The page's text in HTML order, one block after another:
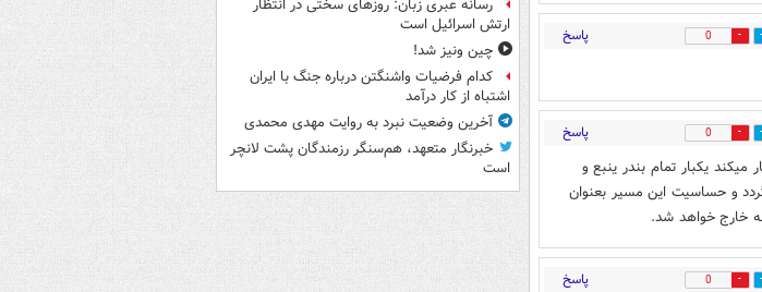
0 پاسخ
0 پاسخ
یکبار تمام بندر ینبع و
و حساسیت این مسیر بعنوان
خارج خواهد شد.
0 پاسخ
رسانه عبری زبان: روزهای سختی در انتظار
ارتش اسرائیل است
چین ونیز شد!
کدام فرضیات واشنگتن درباره جنگ با ایران
اشتباه از کار درآمد
آخرین وضعیت نبرد به روایت مهدی محمدی
خبرنگار متعهد، هم‌سنگر رزمندگان پشت لانچر
است